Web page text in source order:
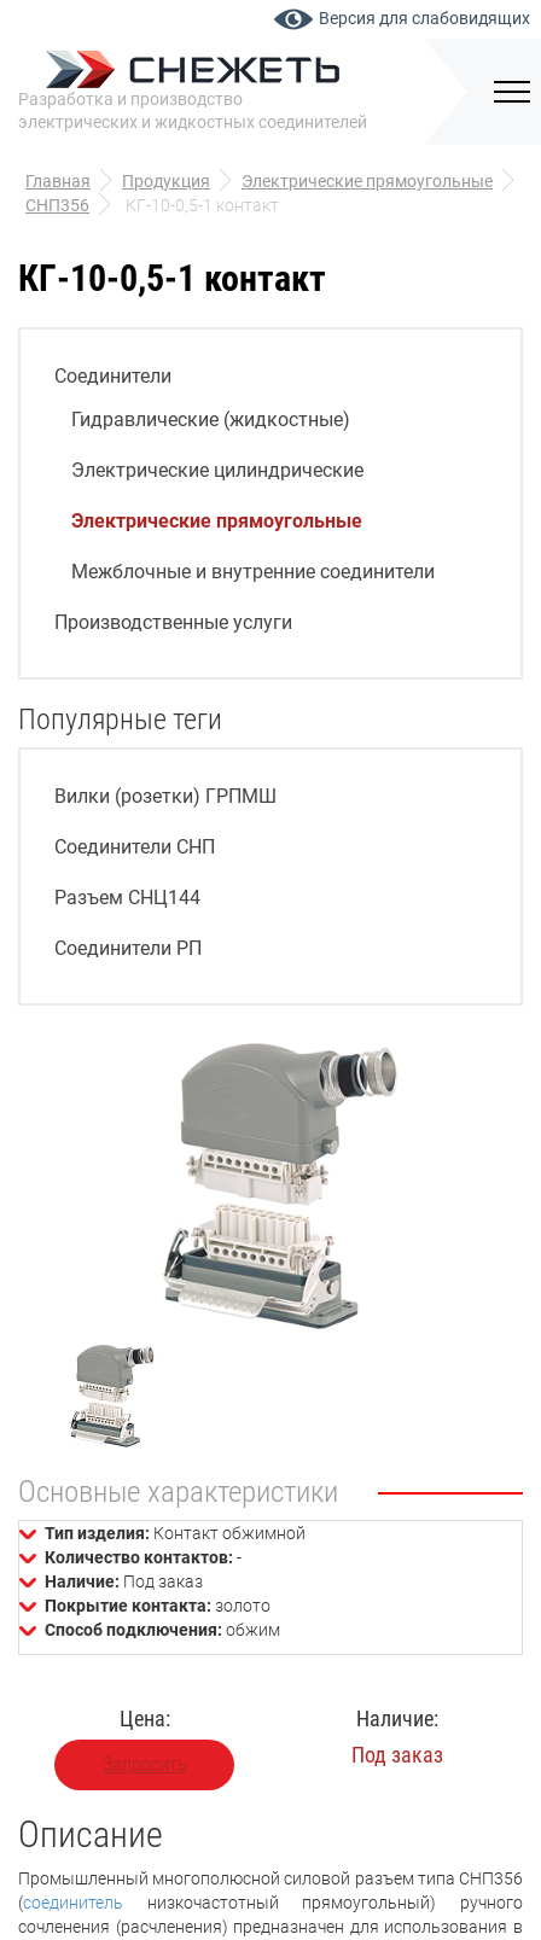
Версия для слабовидящих
Разработка и производство
электрических и жидкостных соединителей
Главная Продукция
Электрические прямоугольные
СНП356
КГ-10-0,5-1 контакт
КГ-10-0,5-1 контакт
Соединители
Гидравлические (жидкостные)
Электрические цилиндрические
Электрические прямоугольные
Межблочные и внутренние соединители
Производственные услуги
Популярные теги
Вилки (розетки) ГРПМШ
Соединители СНП
Разъем СНЦ144
Соединители РП
Основные характеристики
Тип изделия: Контакт обжимной
Количество контактов: -
Наличие: Под заказ
Покрытие контакта: золото
Способ подключения: обжим
Цена:
Запросить
Наличие:
Под заказ
Описание
Промышленный многополюсной силовой разъем типа СНП356
(соединитель низкочастотный прямоугольный) ручного
сочленения (расчленения) предназначен для использования в